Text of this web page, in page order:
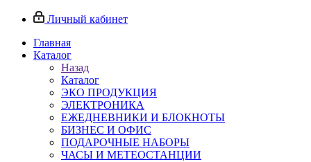
Личный кабинет
Главная
Каталог
Назад
Каталог
ЭКО ПРОДУКЦИЯ
ЭЛЕКТРОНИКА
ЕЖЕДНЕВНИКИ И БЛОКНОТЫ
БИЗНЕС И ОФИС
ПОДАРОЧНЫЕ НАБОРЫ
ЧАСЫ И МЕТЕОСТАНЦИИ